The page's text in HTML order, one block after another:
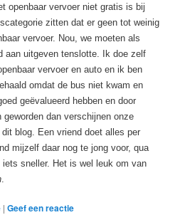
openbaar vervoer niet gratis is bij
zitten dat er geen tot weinig
vervoer. Nou, we moeten als
aan uitgeven tenslotte. Ik doe zelf
vervoer en auto en ik ben
omdat de bus niet kwam en
geëvalueerd hebben en door
dan verschijnen onze
blog. Een vriend doet alles per
mijzelf daar nog te jong voor, qua
sneller. Het is wel leuk om van
|Geef een reactie